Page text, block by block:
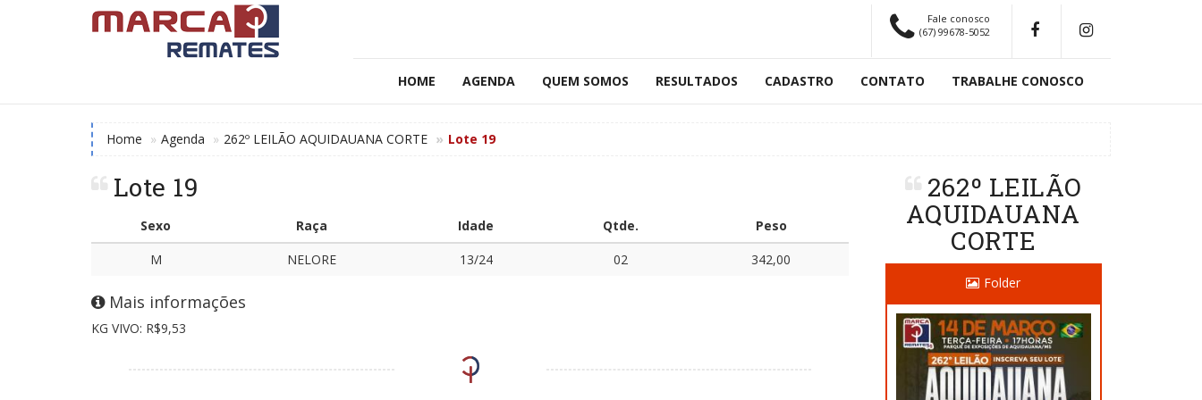
Fale conosco
(67) 99678-5052
HOME AGENDA QUEM SOMOS RESULTADOS CADASTRO CONTATO TRABALHE CONOSCO
Home Agenda 262º LEILÃO AQUIDAUANA CORTE Lote 19
Lote 19
Sexo Raça Idade Qtde.
Peso
M
NELORE 13/24 02 342,00
Mais informações
KG VIVO: R$9,53
262º LEILÃO
AQUIDAUANA
CORTE
Folder